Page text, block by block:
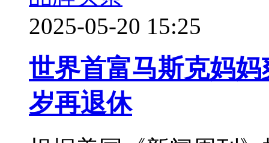
2025-05-20 15:25
世界首富马斯克妈
岁再退休